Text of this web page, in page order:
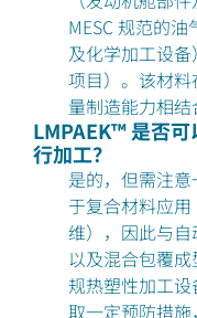
MESC 规范的
及化学加工设
项目）。该材
量制造能力相结
LMPAEK™ 是否
行加工？
是的，但需注意
于复合材料应
维），因此与
以及混合包覆
规热塑性加工
取一定预防措